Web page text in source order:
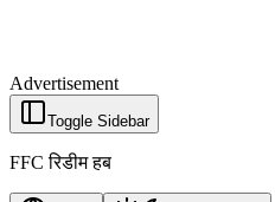
Advertisement
Toggle Sidebar
FFC रिडीम हब